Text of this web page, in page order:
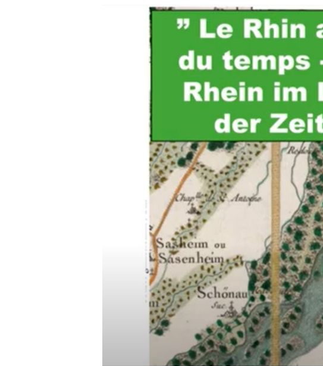
Lancez la recherche en cliquant sur ENTREE ou ESC pour refermer